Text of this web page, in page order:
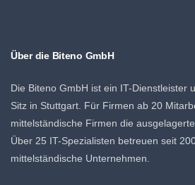
Über die Biteno GmbH
Die Biteno GmbH ist ein IT-Dienstleister
Sitz in Stuttgart. Für Firmen ab 20
mittelständische Firmen die
Über 25 IT-Spezialisten betreuen seit
mittelständische Unternehmen.